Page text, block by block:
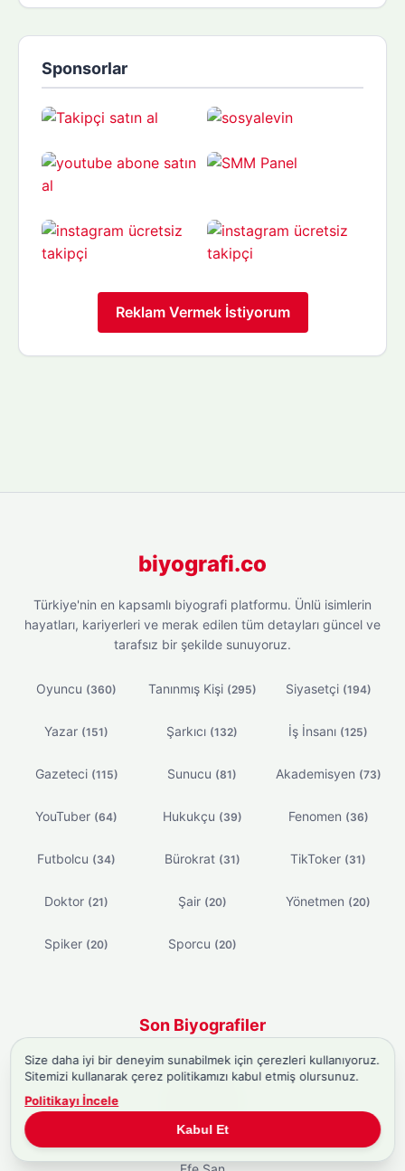
Sponsorlar
Reklam Vermek İstiyorum
biyografi.co
Türkiye'nin en kapsamlı biyografi platformu. Ünlü isimlerin
hayatları, kariyerleri ve merak edilen tüm detayları güncel ve
tarafsız bir şekilde sunuyoruz.
Oyuncu (360) Tanınmış Kişi (295) Siyasetçi (194)
Yazar (151) Şarkıcı (132) İş İnsanı (125)
Gazeteci (115) Sunucu (81) Akademisyen (73)
YouTuber (64) Hukukçu (39) Fenomen (36)
Futbolcu (34) Bürokrat (31) TikToker (31)
Doktor (21) Şair (20) Yönetmen (20)
Spiker (20) Sporcu (20)
Son Biyografiler
Batu Cengiz
Milan Önder
Size daha iyi bir deneyim sunabilmek için çerezleri kullanıyoruz.
Sitemizi kullanarak çerez politikamızı kabul etmiş olursunuz.
Politikayı İncele
Kabul Et